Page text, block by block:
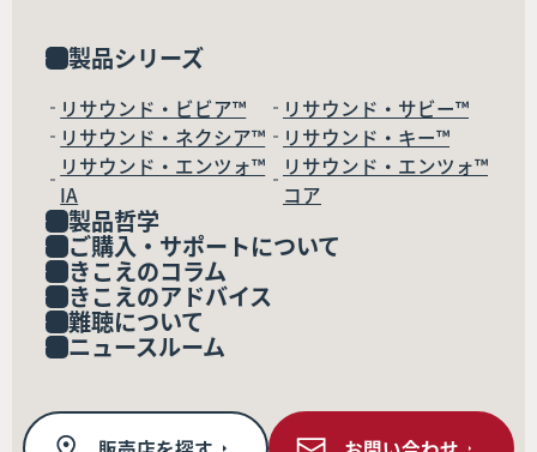
製品シリーズ
リサウンド・ビビア™
リサウンド・サビー™
リサウンド・ネクシア™
リサウンド・キー™
リサウンド・エンツォ™
IA
リサウンド・エンツォ™
コア
製品哲学
ご購入・サポートについて
きこえのコラム
きこえのアドバイス
難聴について
ニュースルーム